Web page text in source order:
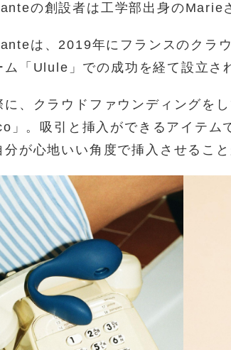
の創設者は工学部出身のMarie
は、2019年にフランスのクラ
ム「Ulule」での成功を経て設立さ
に、クラウドファウンディングを
」。吸引と挿入ができるアイテム
分が心地いい角度で挿入させること